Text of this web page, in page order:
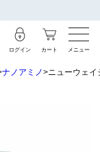
ログイン カート メニュー
ナノアミノ ニューウェ